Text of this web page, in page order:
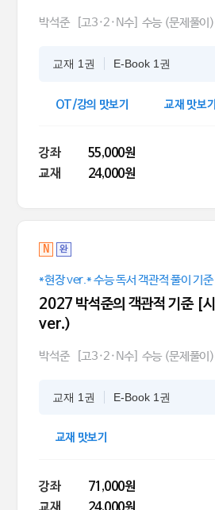
박석준 [고3·2·N수] 수능 (문제풀이)
교재 1권 E-Book 1권
OT/강의 맛보기 교재 맛보기
강좌
55,000원
교재
24,000원
N 완
*현장 ver.* 수능 독서 객관적 풀이 기준
2027 박석준의 객관적 기준 [
ver.)
박석준 [고3·2·N수] 수능 (문제풀이)
교재 1권 E-Book 1권
교재 맛보기
강좌
71,000원